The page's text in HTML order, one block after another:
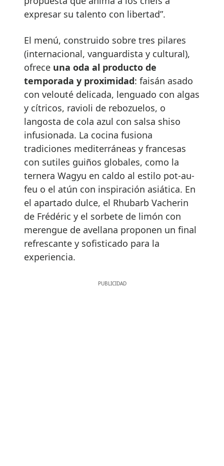
expresar su talento con libertad”.
El menú, construido sobre tres pilares
(internacional, vanguardista y cultural),
ofrece una oda al producto de
temporada y proximidad: faisán asado
con velouté delicada, lenguado con algas
y cítricos, ravioli de rebozuelos, o
langosta de cola azul con salsa shiso
infusionada. La cocina fusiona
tradiciones mediterráneas y francesas
con sutiles guiños globales, como la
ternera Wagyu en caldo al estilo pot-au-
feu o el atún con inspiración asiática. En
el apartado dulce, el Rhubarb Vacherin
de Frédéric y el sorbete de limón con
merengue de avellana proponen un final
refrescante y sofisticado para la
experiencia.